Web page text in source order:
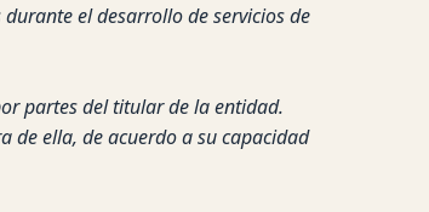
el desarrollo de servicios de
partes del titular de la entidad.
de ella, de acuerdo a su capacidad